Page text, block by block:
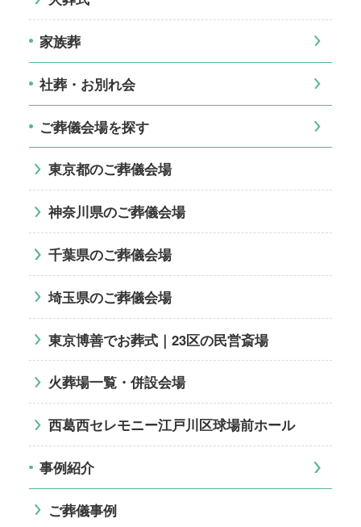
家族葬
社葬・お別れ会
ご葬儀会場を探す
東京都のご葬儀会場
神奈川県のご葬儀会場
千葉県のご葬儀会場
埼玉県のご葬儀会場
東京博善でお葬式｜23区の民営斎場
火葬場一覧・併設会場
西葛西セレモニー江戸川区球場前ホール
事例紹介
ご葬儀事例